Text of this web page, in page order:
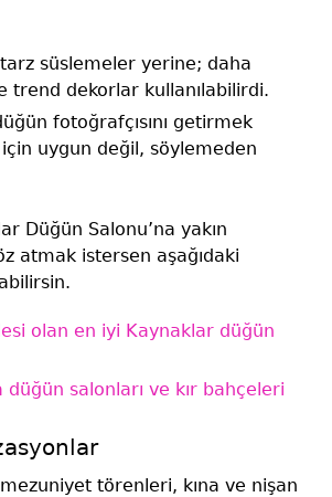
süslemeler yerine; daha
trend dekorlar kullanılabilirdi.
fotoğrafçısını getirmek
uygun değil, söylemeden
Düğün Salonu’na yakın
atmak istersen aşağıdaki
olan en iyi Kaynaklar düğün
düğün salonları ve kır bahçeleri
törenleri, kına ve nişan